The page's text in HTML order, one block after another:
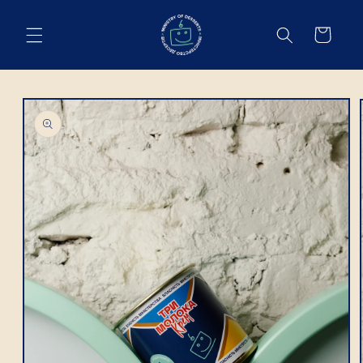
Cart
Пропустити
ОБЕРІТЬ ДАТУ ТА ЧАС
ДОСТАВКИ
У який день плануєте отримати
замовлення?
Термін виготовлення замовлення:
- З стандартним - 48 годин (2 доби)
- З власним - 72 години (3 доби)
На яку годину ви очікуєте замовлення?